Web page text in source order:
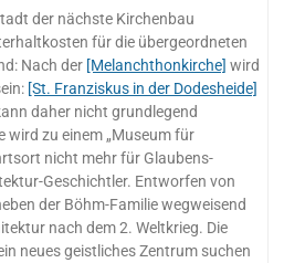
der nächste Kirchenbau
für die übergeordneten
Nach der [Melanchthonkirche] wird
[St. Franziskus in der Dodesheide]
daher nicht grundlegend
wird zu einem „Museum für
nicht mehr für Glaubens-
Geschichtler. Entworfen von
der Böhm-Familie wegweisend
nach dem 2. Weltkrieg. Die
neues geistliches Zentrum suchen